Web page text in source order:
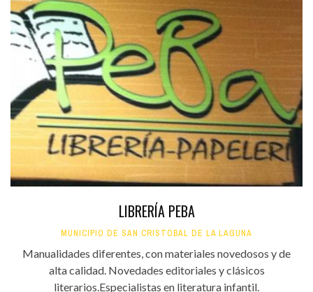
LIBRERÍA PEBA
MUNICIPIO DE SAN CRISTÓBAL DE LA LAGUNA
Manualidades diferentes, con materiales novedosos y de
alta calidad. Novedades editoriales y clásicos
literarios.Especialistas en literatura infantil.